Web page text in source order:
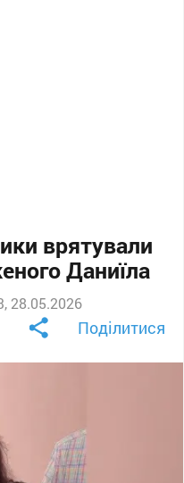
врятували
Даниїла
28.05.2026
Поділитися